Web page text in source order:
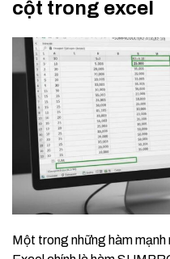
cột trong excel
Một trong những hàm